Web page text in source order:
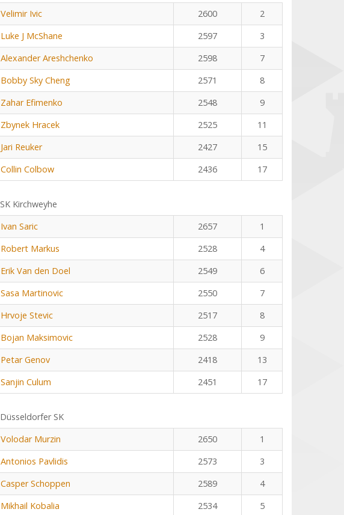
Velimir Ivic 2600
2
Luke J McShane 2597
3
Alexander Areshchenko 2598
7
Bobby Sky Cheng 2571
8
Zahar Efimenko 2548
9
Zbynek Hracek 2525
11
Jari Reuker 2427
15
Collin Colbow 2436 17
SK Kirchweyhe
Ivan Saric 2657
1
Robert Markus 2528
4
Erik Van den Doel 2549
6
Sasa Martinovic 2550
7
Hrvoje Stevic 2517
8
Bojan Maksimovic 2528
9
Petar Genov 2418
13
Sanjin Culum 2451 17
Düsseldorfer SK
Volodar Murzin 2650
1
Antonios Pavlidis 2573
3
Casper Schoppen 2589
4
Mikhail Kobalia 2534
5